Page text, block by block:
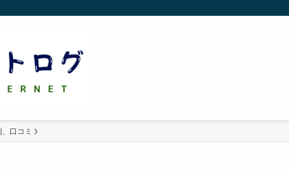
、口コミ